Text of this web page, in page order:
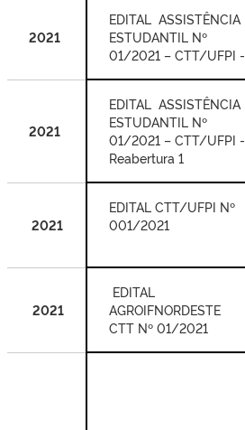
2021
EDITAL ASSISTÊNCIA
ESTUDANTIL Nº
01/2021 – CTT/UFPI -
2021
EDITAL ASSISTÊNCIA
ESTUDANTIL Nº
01/2021 – CTT/UFPI -
Reabertura 1
2021
EDITAL CTT/UFPI Nº
001/2021
2021
EDITAL
AGROIFNORDESTE
CTT Nº 01/2021